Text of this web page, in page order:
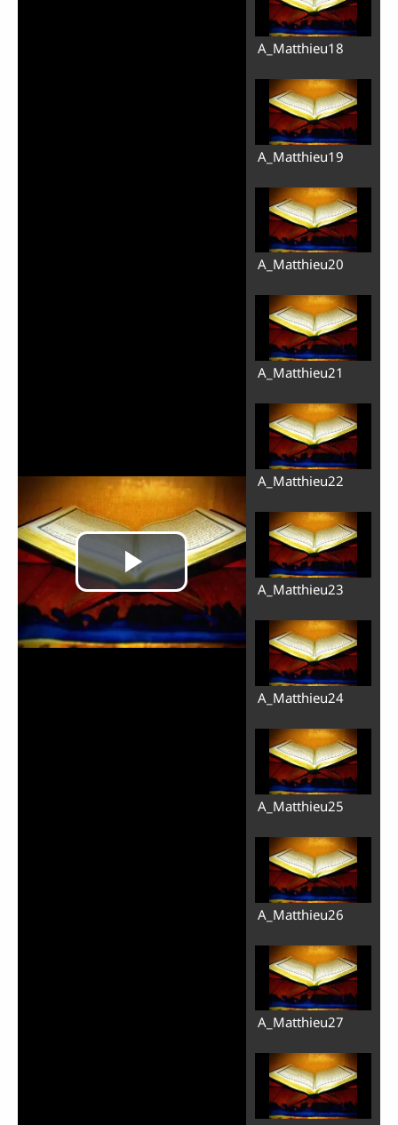
A_Matthieu18
A_Matthieu19
A_Matthieu20
A_Matthieu21
A_Matthieu22
A_Matthieu23
A_Matthieu24
A_Matthieu25
A_Matthieu26
A_Matthieu27